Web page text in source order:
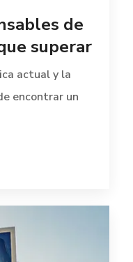
de
superar
actual y la
encontrar un